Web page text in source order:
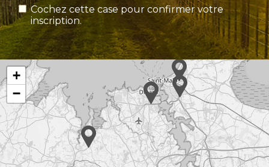
Cochez cette case pour confirmer votre
inscription.
+
−